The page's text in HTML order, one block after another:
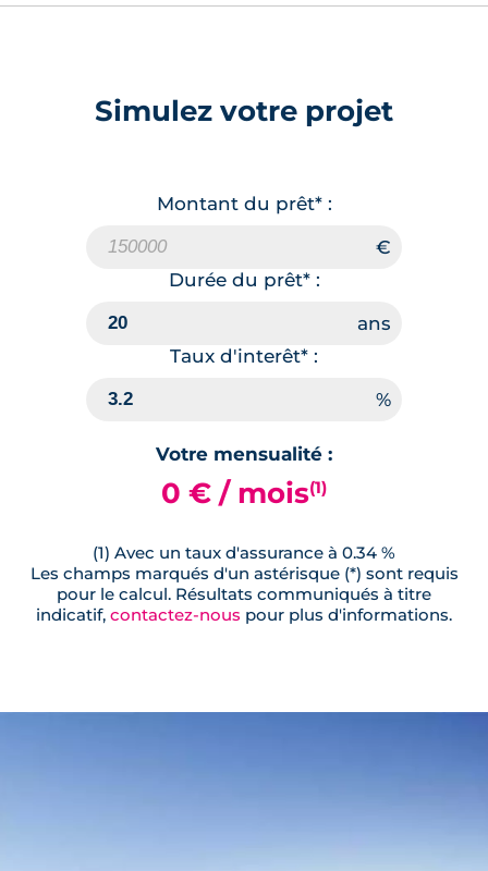
Simulez votre projet
Montant du prêt* :
Durée du prêt* :
Taux d'interêt* :
Votre mensualité :
0 € / mois(1)
(1) Avec un taux d'assurance à 0.34 %
Les champs marqués d'un astérisque (*) sont requis
pour le calcul. Résultats communiqués à titre
indicatif, contactez-nous pour plus d'informations.